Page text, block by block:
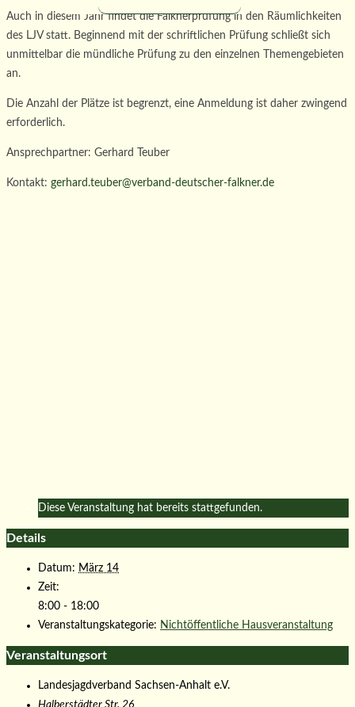
Auch in diesem Jahr findet die Falknerprüfung in den Räumlichkeiten
des LJV statt. Beginnend mit der schriftlichen Prüfung schließt sich
unmittelbar die mündliche Prüfung zu den einzelnen Themengebieten
an.
Die Anzahl der Plätze ist begrenzt, eine Anmeldung ist daher zwingend
erforderlich.
Ansprechpartner: Gerhard Teuber
Kontakt: gerhard.teuber@verband-deutscher-falkner.de
Diese Veranstaltung hat bereits stattgefunden.
Details
Datum: März 14
Zeit:
8:00 - 18:00
Veranstaltungskategorie: Nichtöffentliche Hausveranstaltung
Veranstaltungsort
Landesjagdverband Sachsen-Anhalt e.V.
Halberstädter Str. 26